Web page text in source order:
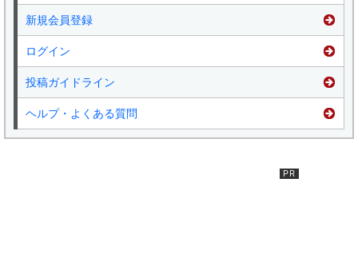
新規会員登録
ログイン
投稿ガイドライン
ヘルプ・よくある質問